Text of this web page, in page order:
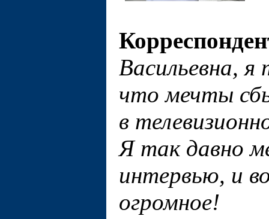
Васильевна,
что мечты
в
Я так давно
интервью, и
огромное!